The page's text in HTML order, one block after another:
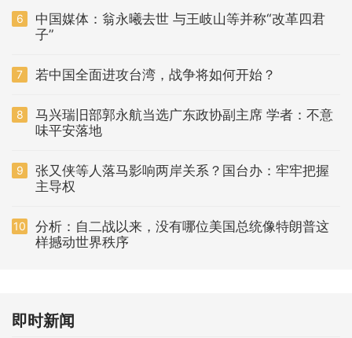
6
中国媒体：翁永曦去世 与王岐山等并称“改革四君
子”
7 若中国全面进攻台湾，战争将如何开始？
8
马兴瑞旧部郭永航当选广东政协副主席 学者：不意
味平安落地
9
张又侠等人落马影响两岸关系？国台办：牢牢把握
主导权
10
分析：自二战以来，没有哪位美国总统像特朗普这
样撼动世界秩序
即时新闻